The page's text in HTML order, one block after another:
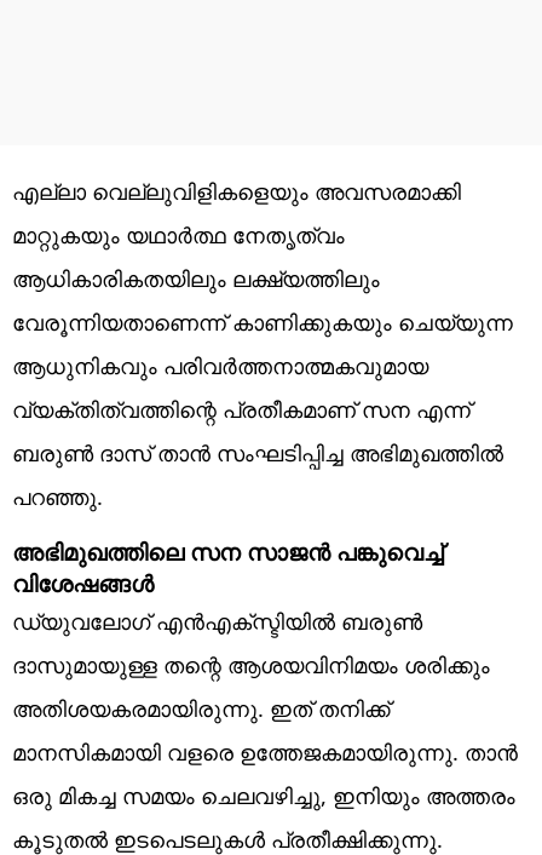
എല്ലാ വെല്ലുവിളികളെയും അവസരമാക്കി
മാറ്റുകയും യഥാർത്ഥ നേതൃത്വം
ആധികാരികതയിലും ലക്ഷ്യത്തിലും
വേരൂന്നിയതാണെന്ന് കാണിക്കുകയും ചെയ്യുന്ന
ആധുനികവും പരിവർത്തനാത്മകവുമായ
വ്യക്തിത്വത്തിന്റെ പ്രതീകമാണ് സന എന്ന്
ബരുൺ ദാസ് താൻ സംഘടിപ്പിച്ച അഭിമുഖത്തിൽ
പറഞ്ഞു.
അഭിമുഖത്തിലെ സന സാജൻ പങ്കുവെച്ച്
വിശേഷങ്ങൾ
ഡ്യുവലോഗ് എൻഎക്സ്ടിയിൽ ബരുൺ
ദാസുമായുള്ള തന്റെ ആശയവിനിമയം ശരിക്കും
അതിശയകരമായിരുന്നു. ഇത് തനിക്ക്
മാനസികമായി വളരെ ഉത്തേജകമായിരുന്നു. താൻ
ഒരു മികച്ച സമയം ചെലവഴിച്ചു, ഇനിയും അത്തരം
കൂടുതൽ ഇടപെടലുകൾ പ്രതീക്ഷിക്കുന്നു.